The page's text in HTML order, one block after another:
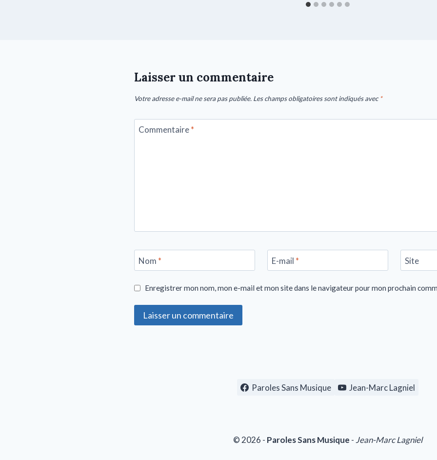
Laisser un commentaire
Votre adresse e-mail ne sera pas publiée. Les champs obligatoires sont indiqués avec*
Commentaire*
Nom * E-mail * Site
Enregistrer mon nom, mon e-mail et mon site dans le navigateur pour mon prochain
Paroles Sans Musique Jean-Marc Lagniel
© 2026 - Paroles Sans Musique -Jean-Marc Lagniel